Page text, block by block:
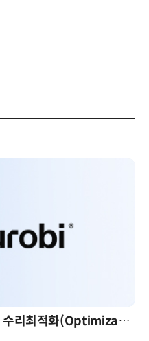
AI 시대의 의사결정을 바꾸는 수리최적화(Optimization): 실제 산업 적용 사례와 활용 전략